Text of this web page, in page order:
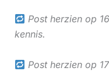
Post herzien op
kennis.
Post herzien op